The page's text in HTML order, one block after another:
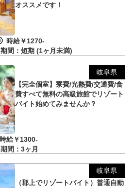
オススメです！
時給￥1270-
期間：短期 (1ヶ月未満)
岐阜県
【完全個室】寮費/光熱費/交通費/食
費すべて無料の高級旅館でリゾート
バイト始めてみませんか？
時給￥1300-
期間：3ヶ月
岐阜県
（郡上でリゾートバイト）普通自動